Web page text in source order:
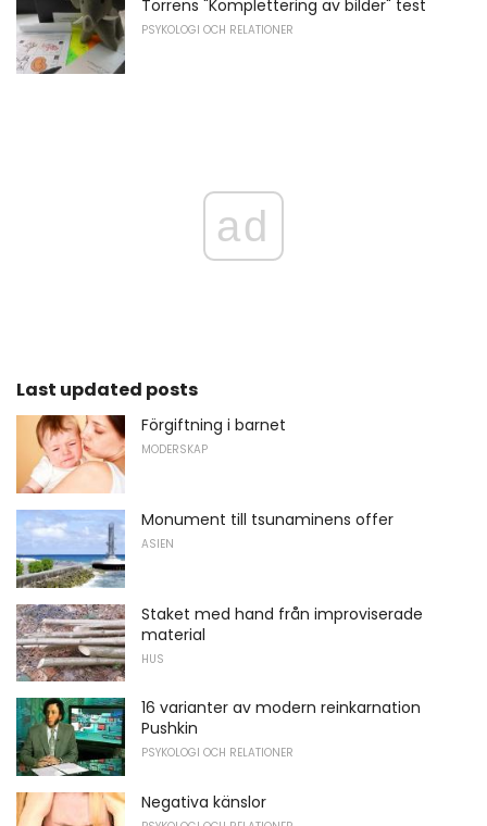
Torrens "Komplettering av bilder" test
PSYKOLOGI OCH RELATIONER
ad
Last updated posts
Förgiftning i barnet
MODERSKAP
Monument till tsunaminens offer
ASIEN
Staket med hand från improviserade
material
HUS
16 varianter av modern reinkarnation
Pushkin
PSYKOLOGI OCH RELATIONER
Negativa känslor